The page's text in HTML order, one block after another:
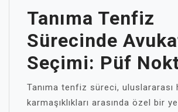
Tanıma Tenfiz
Sürecinde
Seçimi: Püf
Tanıma tenfiz süreci, uluslararası
karmaşıklıkları arasında özel bir